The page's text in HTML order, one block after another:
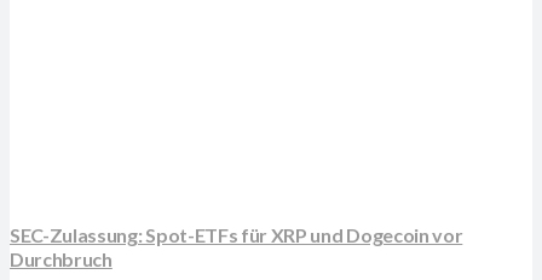
SEC-Zulassung: Spot-ETFs für XRP und Dogecoin vor
Durchbruch